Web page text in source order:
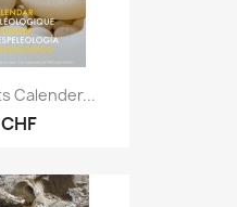
Calender...